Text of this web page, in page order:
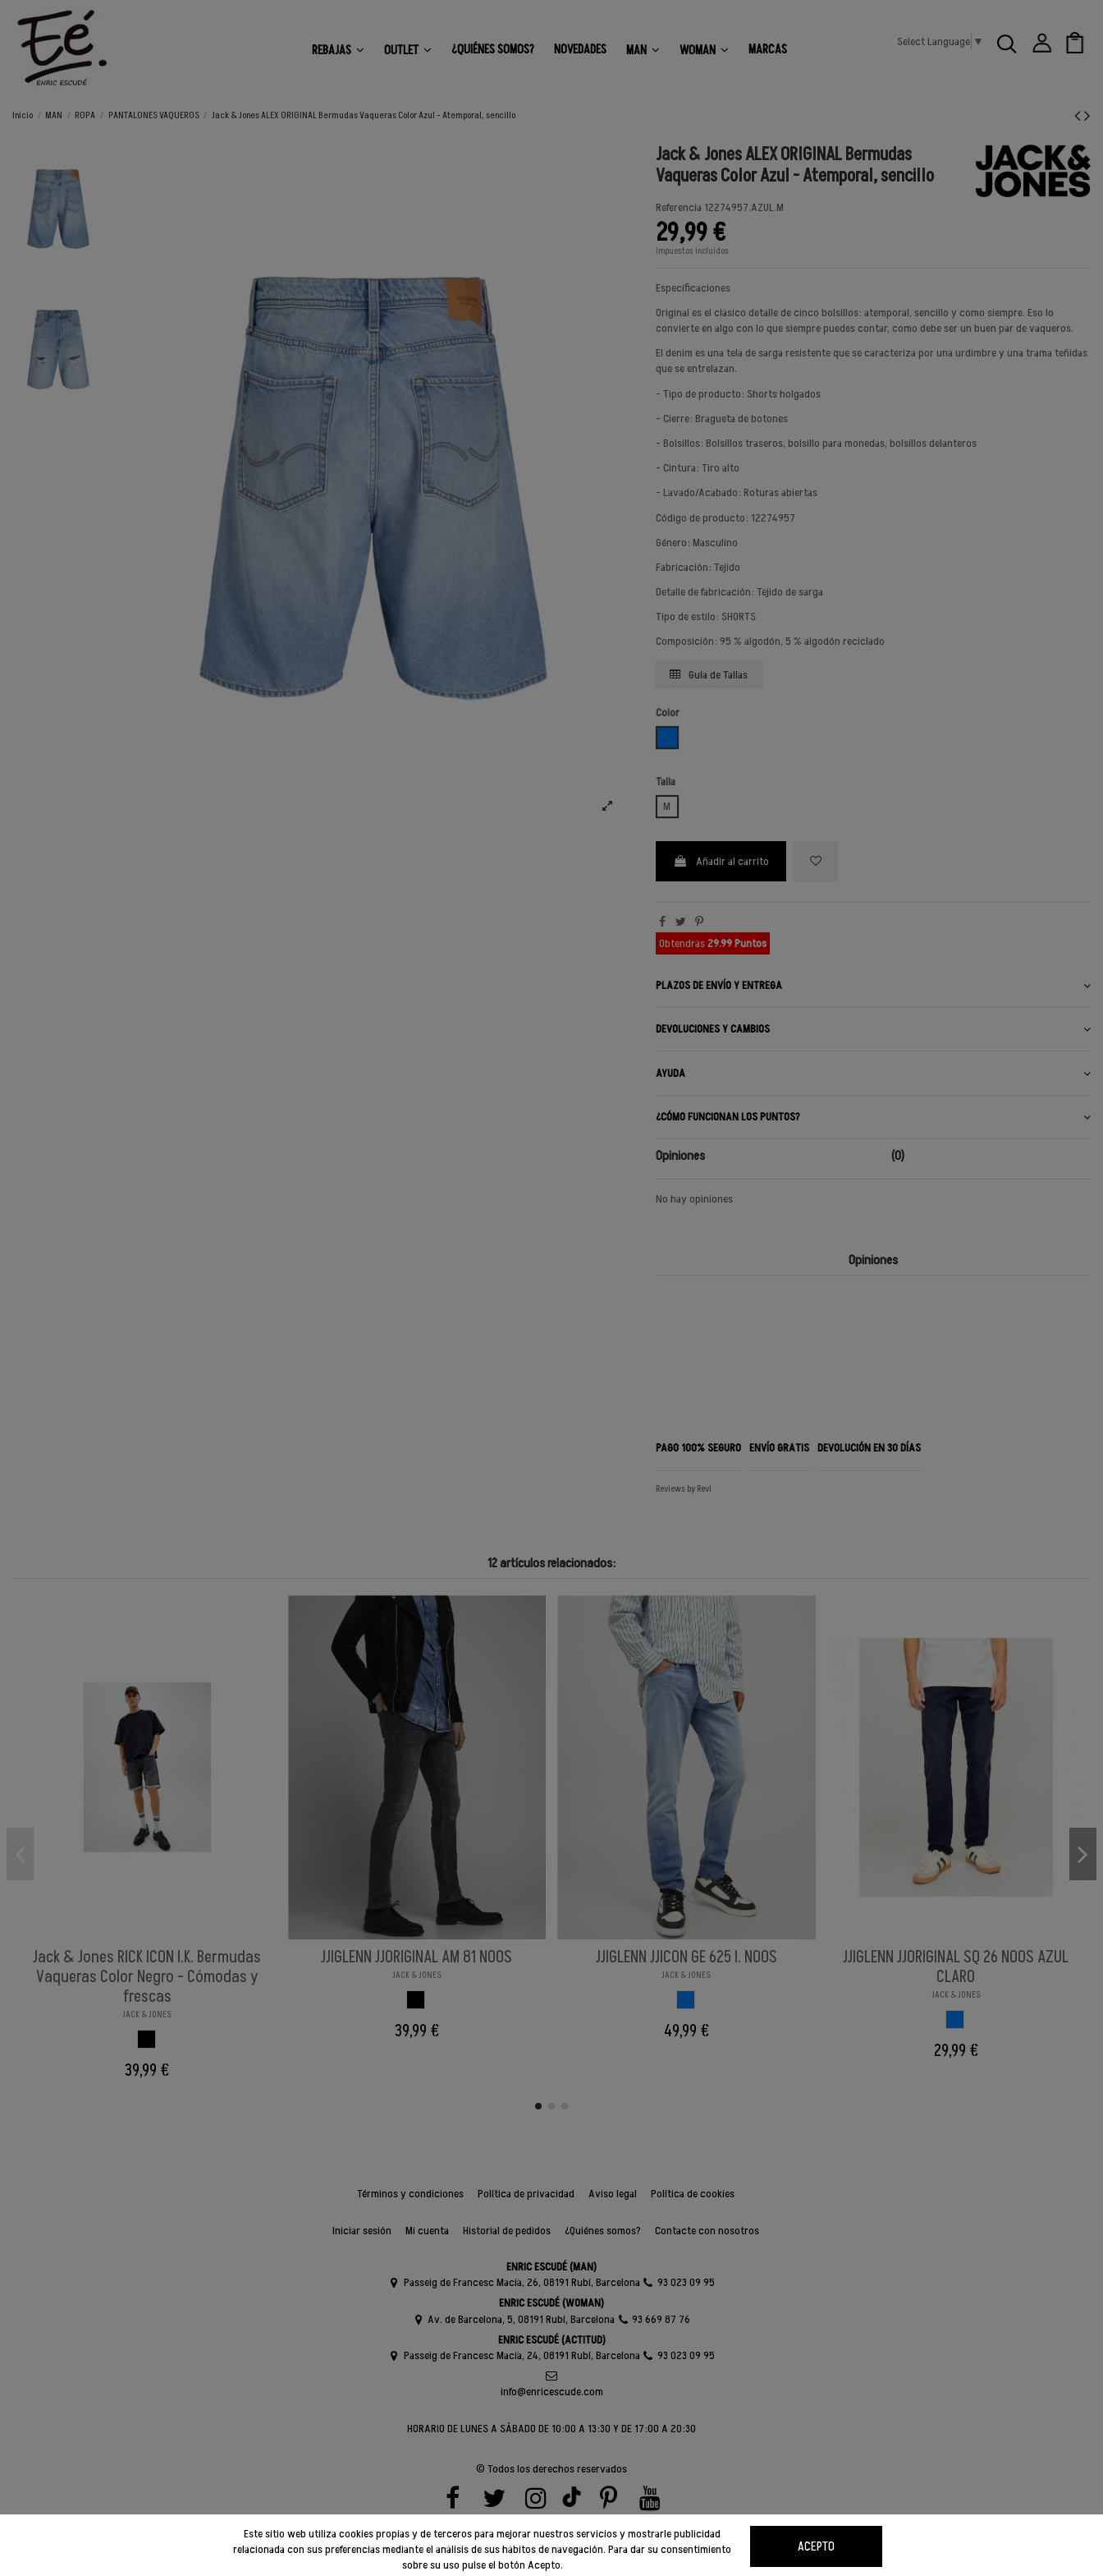
Select Language ▼
REBAJAS OUTLET ¿QUIÉNES SOMOS? NOVEDADES MAN WOMAN MARCAS
Inicio MAN ROPA PANTALONES VAQUEROS Jack & Jones ALEX ORIGINAL Bermudas Vaqueras Color Azul - Atemporal, sencillo
Jack & Jones ALEX ORIGINAL Bermudas
Vaqueras Color Azul - Atemporal, sencillo
Referencia 12274957.AZUL.M
29,99 €
Impuestos incluidos
Especificaciones
Original es el clásico detalle de cinco bolsillos: atemporal, sencillo y como siempre. Eso lo
convierte en algo con lo que siempre puedes contar, como debe ser un buen par de vaqueros.
El denim es una tela de sarga resistente que se caracteriza por una urdimbre y una trama teñidas
que se entrelazan.
- Tipo de producto: Shorts holgados
- Cierre: Bragueta de botones
- Bolsillos: Bolsillos traseros, bolsillo para monedas, bolsillos delanteros
- Cintura: Tiro alto
- Lavado/Acabado: Roturas abiertas
Código de producto: 12274957
Género: Masculino
Fabricación: Tejido
Detalle de fabricación: Tejido de sarga
Tipo de estilo: SHORTS
Composición: 95 % algodón, 5 % algodón reciclado
Guía de Tallas
Color
Talla
M
Añadir al carrito
Obtendrás29.99 Puntos
PLAZOS DE ENVÍO Y ENTREGA
DEVOLUCIONES Y CAMBIOS
AYUDA
¿CÓMO FUNCIONAN LOS PUNTOS?
Opiniones (0)
No hay opiniones
Opiniones
PAGO 100% SEGURO ENVÍO GRATIS DEVOLUCIÓN EN 30 DÍAS
Reviews by Revi
12 artículos relacionados:
Jack & Jones RICK ICON I.K. Bermudas
Vaqueras Color Negro - Cómodas y
frescas
JACK & JONES
39,99 €
JJIGLENN JJORIGINAL AM 81 NOOS
JACK & JONES
39,99 €
JJIGLENN JJICON GE 625 I. NOOS
JACK & JONES
49,99 €
JJIGLENN JJORIGINAL SQ 26 NOOS AZUL
CLARO
JACK & JONES
29,99 €
Términos y condiciones Política de privacidad Aviso legal Política de cookies
Iniciar sesión Mi cuenta Historial de pedidos ¿Quiénes somos? Contacte con nosotros
ENRIC ESCUDÉ (MAN)
Passeig de Francesc Macià, 26, 08191 Rubí, Barcelona
93 023 09 95
ENRIC ESCUDÉ (WOMAN)
Av. de Barcelona, 5, 08191 Rubí, Barcelona
93 669 87 76
ENRIC ESCUDÉ (ACTITUD)
Passeig de Francesc Macià, 24, 08191 Rubí, Barcelona
93 023 09 95
info@enricescude.com
HORARIO DE LUNES A SÁBADO DE 10:00 A 13:30 Y DE 17:00 A 20:30
Este sitio web utiliza cookies propias y de terceros para mejorar nuestros servicios y mostrarle publicidad
relacionada con sus preferencias mediante el análisis de sus hábitos de navegación. Para dar su consentimiento
sobre su uso pulse el botón Acepto.
ACEPTO
© Todos los derechos reservados